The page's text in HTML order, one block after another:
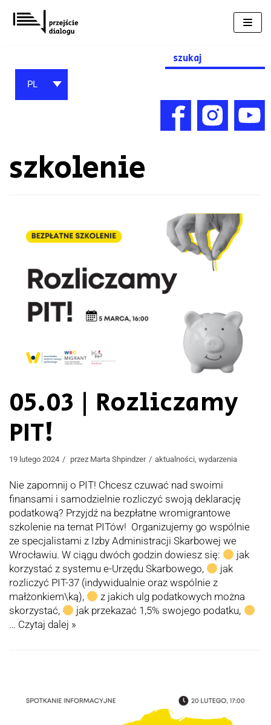
Przejdź
do
Search
for:
PL
szkolenie
05.03 | Rozliczamy
PIT!
19 lutego 2024 przez Marta Shpindzer aktualności, wydarzenia
Nie zapomnij o PIT! Chcesz czuwać nad swoimi
finansami i samodzielnie rozliczyć swoją deklarację
podatkową? Przyjdź na bezpłatne wromigrantowe
szkolenie na temat PITów! Organizujemy go wspólnie
ze specjalistami z Izby Administracji Skarbowej we
Wrocławiu. W ciągu dwóch godzin dowiesz się:
jak
korzystać z systemu e-Urzędu Skarbowego,
jak
rozliczyć PIT-37 (indywidualnie oraz wspólnie z
małżonkiem\ką),
z jakich ulg podatkowych można
skorzystać,
jak przekazać 1,5% swojego podatku,
… Czytaj dalej »